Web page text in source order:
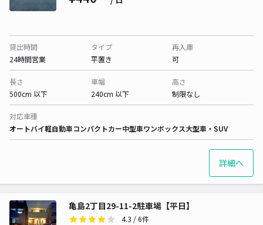
貸出時間
24時間営業
タイプ
平置き
再入庫
可
長さ
500cm 以下
車幅
240cm 以下
高さ
制限なし
対応車種
オートバイ軽自動車コンパクトカー中型車ワンボックス大型車・SUV
詳細へ
亀島2丁目29-11-2駐車場【平日】
4.3 / 6件